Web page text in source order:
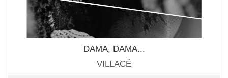
DAMA, DAMA...
VILLACÉ